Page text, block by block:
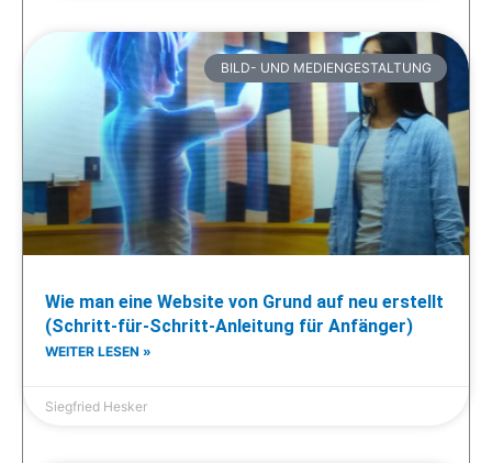
BILD- UND MEDIENGESTALTUNG
Wie man eine Website von Grund auf neu erstellt
(Schritt-für-Schritt-Anleitung für Anfänger)
WEITER LESEN »
Siegfried Hesker